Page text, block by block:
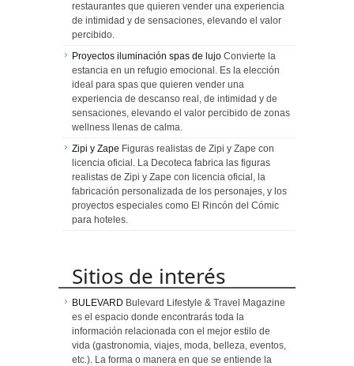
restaurantes que quieren vender una experiencia
de intimidad y de sensaciones, elevando el valor
percibido.
Proyectos iluminación spas de lujo Convierte la
estancia en un refugio emocional. Es la elección
ideal para spas que quieren vender una
experiencia de descanso real, de intimidad y de
sensaciones, elevando el valor percibido de zonas
wellness llenas de calma.
Zipi y Zape Figuras realistas de Zipi y Zape con
licencia oficial. La Decoteca fabrica las figuras
realistas de Zipi y Zape con licencia oficial, la
fabricación personalizada de los personajes, y los
proyectos especiales como El Rincón del Cómic
para hoteles.
Sitios de interés
BULEVARD Bulevard Lifestyle & Travel Magazine
es el espacio donde encontrarás toda la
información relacionada con el mejor estilo de
vida (gastronomia, viajes, moda, belleza, eventos,
etc.). La forma o manera en que se entiende la